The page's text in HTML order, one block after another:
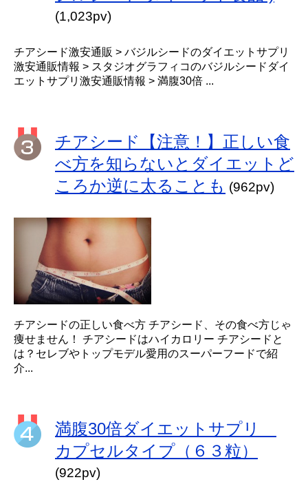
(1,023pv)
チアシード激安通販 > バジルシードのダイエットサプリ
激安通販情報 > スタジオグラフィコのバジルシードダイ
エットサプリ激安通販情報 > 満腹30倍 ...
チアシード【注意！】正しい食
べ方を知らないとダイエットど
ころか逆に太ることも (962pv)
チアシードの正しい食べ方 チアシード、その食べ方じゃ
痩せません！ チアシードはハイカロリー チアシードと
は？セレブやトップモデル愛用のスーパーフードで紹
介...
満腹30倍ダイエットサプリ
カプセルタイプ（６３粒）
(922pv)